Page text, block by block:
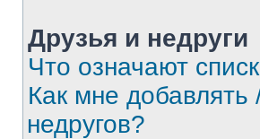
Друзья и недруги
Что означают
Как мне добавлять
недругов?